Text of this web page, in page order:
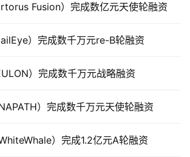
Fusion）完成数亿元天使轮融资
）完成数千万元re-B轮融资
）完成数千万元战略融资
）完成数千万元天使轮融资
）完成1.2亿元A轮融资